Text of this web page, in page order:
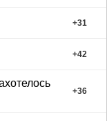
+31
+42
+36